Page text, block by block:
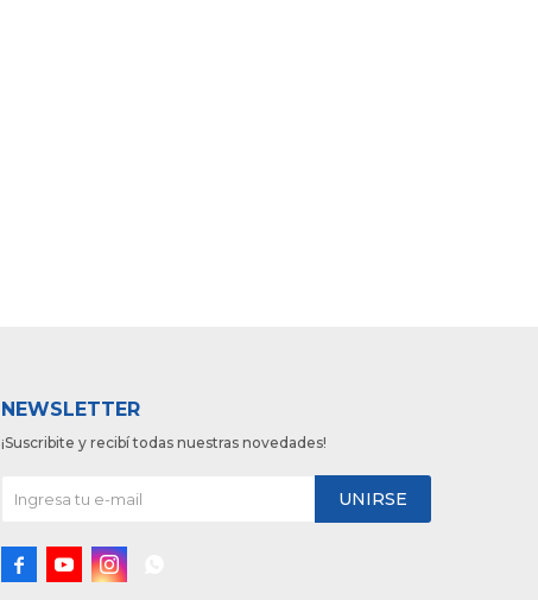
NEWSLETTER
¡Suscribite y recibí todas nuestras novedades!
UNIRSE
  